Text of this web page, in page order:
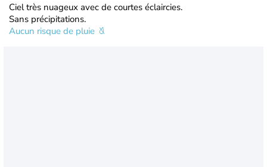
Ciel très nuageux avec de courtes éclaircies.
Sans précipitations.
Aucun risque de pluie